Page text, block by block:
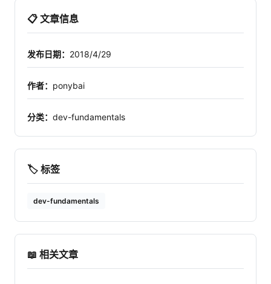
📋 文章信息
发布日期： 2018/4/29
作者： ponybai
分类： dev-fundamentals
🏷️ 标签
dev-fundamentals
📖 相关文章